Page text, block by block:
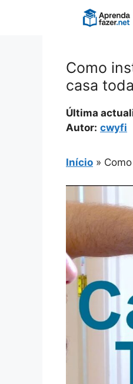
Como
casa toda
Última
Autor: cwyfi
Início »